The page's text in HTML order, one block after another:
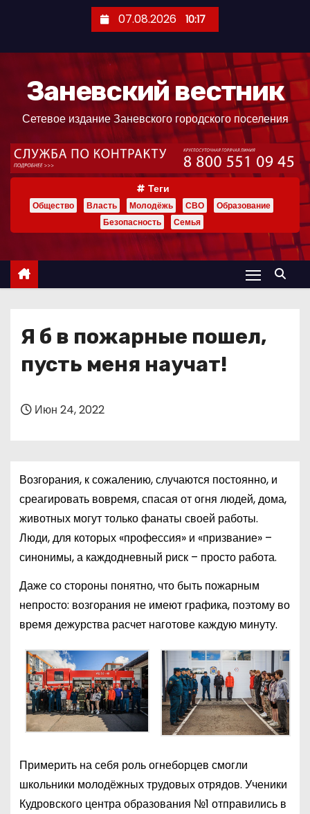
ж
07.08.2026 10:17
Заневский вестник
Сетевое издание Заневского городского поселения
Теги
Общество Власть Молодёжь СВО
Образование
Безопасность
Семья
Я б в пожарные пошел,
пусть меня научат!
Июн 24, 2022
Возгорания, к сожалению, случаются постоянно, и
среагировать вовремя, спасая от огня людей, дома,
животных могут только фанаты своей работы.
Люди, для которых «профессия» и «призвание» –
синонимы, а каждодневный риск – просто работа.
Даже со стороны понятно, что быть пожарным
непросто: возгорания не имеют графика, поэтому во
время дежурства расчет наготове каждую минуту.
Примерить на себя роль огнеборцев смогли
школьники молодёжных трудовых отрядов. Ученики
Кудровского центра образования №1 отправились в